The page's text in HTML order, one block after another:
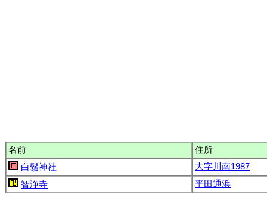
名前
住所
白鬚神社
大字川南1987
智浄寺
平田通浜